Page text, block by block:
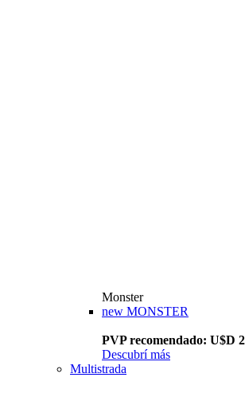
Monster
new MONSTER
PVP recomendado: U$D
Descubrí más
Multistrada